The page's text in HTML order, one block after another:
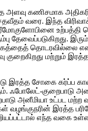
கணிசமாக
சதவீதம் வரை. இந்த
உற்பத்தி
தேவைப்படுகிறது.
தொடரவில்லை
மற்றும்
இரத்த சோகை கர்ப்ப
ஃபோலேட்-குறைபாடு
அனீமியா உட்பட
வழங்குநரின் இரத்த
எந்த வகை